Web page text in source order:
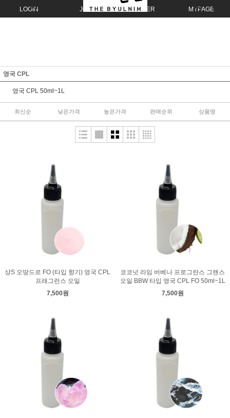
LOGIN JOIN ORDER MYPAGE
영국 CPL
영국 CPL 50ml~1L
최신순 낮은가격 높은가격 판매순위 상품명
샹S 오땅드르 FO (타입 향기) 영국 CPL
프래그런스 오일
7,500원
코코넛 라임 버베나 프로그란스 그랜스
오일 BBW 타입 영국 CPL FO 50ml~1L
7,500원